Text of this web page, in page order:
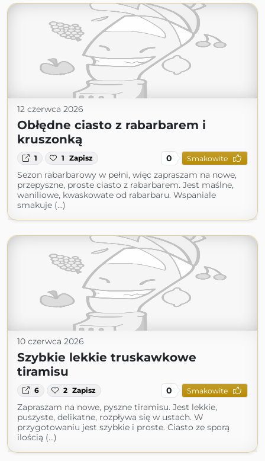
12 czerwca 2026
Obłędne ciasto z rabarbarem i
kruszonką
1 1 Zapisz 0 Smakowite
Sezon rabarbarowy w pełni, więc zapraszam na nowe,
przepyszne, proste ciasto z rabarbarem. Jest maślne,
waniliowe, kwaskowate od rabarbaru. Wspaniale
smakuje (...)
10 czerwca 2026
Szybkie lekkie truskawkowe
tiramisu
6 2 Zapisz 0 Smakowite
Zapraszam na nowe, pyszne tiramisu. Jest lekkie,
puszyste, delikatne, rozpływa się w ustach. W
przygotowaniu jest szybkie i proste. Ciasto ze sporą
ilością (...)